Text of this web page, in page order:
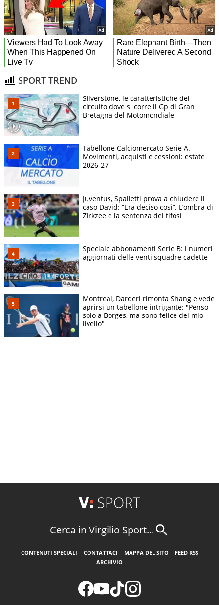
SPORT TREND
Silverstone, le caratteristiche del
circuito dove si corre il Gp di Gran
Bretagna del Motomondiale
Tabellone Calciomercato Serie A.
Movimenti, acquisti e cessioni: estate
2026-27
Juventus, Spalletti prova a chiudere il
caso David: “Era deciso così”. L’ombra di
Zirkzee e la sentenza dei tifosi
Speciale abbonamenti Serie B: i numeri
aggiornati delle venti squadre cadette
Montreal, Darderi rimonta Shang e vede
aprirsi un tabellone intrigante: "Penso
solo a Borges, ma sono felice del mio
livello"
Cerca in Virgilio Sport...
CONTENUTI SPECIALI CONTATTACI MAPPA DEL SITO
FEED RSS
ARCHIVIO